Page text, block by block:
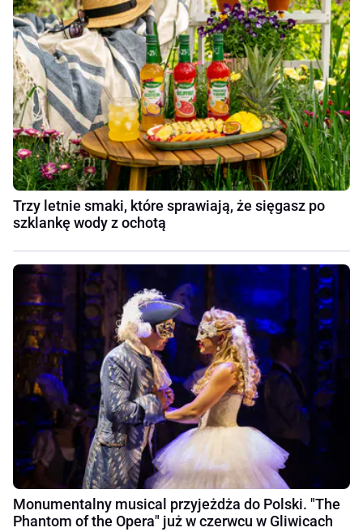
Trzy letnie smaki, które sprawiają, że sięgasz po
szklankę wody z ochotą
Monumentalny musical przyjeżdża do Polski. "The
Phantom of the Opera" już w czerwcu w Gliwicach